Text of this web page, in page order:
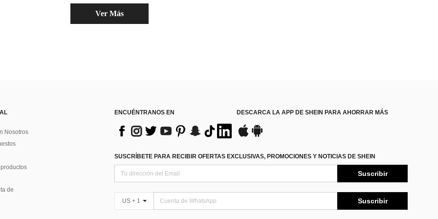
Ver Más
Nosotros
de
ENCUÉNTRANOS EN DESCARCA LA APP DE SHEIN PARA AHORRAR MÁS
SUSCRÍBETE PARA RECIBIR OFERTAS EXCLUSIVAS, PROMOCIONES Y NOTICIAS DE SHEIN
Suscribir
US + 1 Suscribir